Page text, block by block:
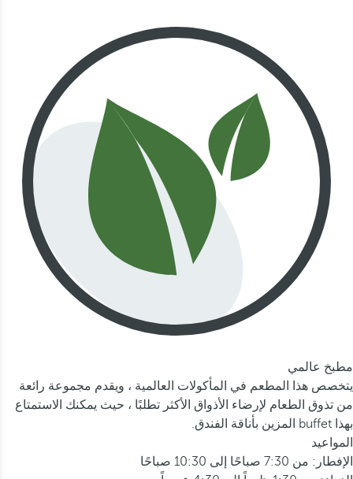
مطبخ عالمي
يتخصص هذا المطعم في المأكولات العالمية ، ويقدم مجموعة رائعة
من تذوق الطعام لإرضاء الأذواق الأكثر تطلبًا ، حيث يمكنك الاستمتاع
بهذا buffet المزين بأناقة الفندق.
المواعيد
الإفطار: من 7:30 صباحًا إلى 10:30 صباحًا